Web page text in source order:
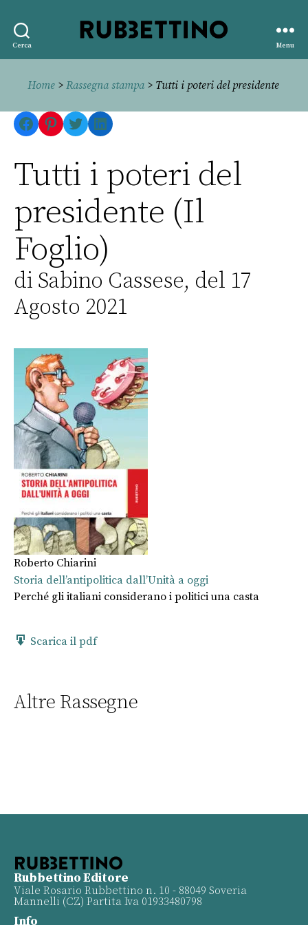
Cerca
editore
Menu
Home > Rassegna stampa> Tutti i poteri del presidente
Facebook
Pinterest
TwitterLinkedIn
Tutti i poteri del
presidente (Il
Foglio)
di Sabino Cassese, del 17
Agosto 2021
Roberto Chiarini
Storia dell’antipolitica dall’Unità a oggi
Perché gli italiani considerano i politici una casta
Scarica il pdf
Altre Rassegne
Rubbettino Editore
Viale Rosario Rubbettino n. 10 - 88049 Soveria
Mannelli (CZ) Partita Iva 01933480798
Info